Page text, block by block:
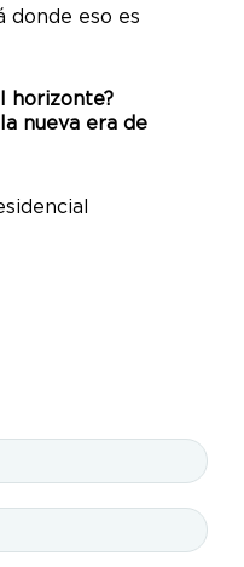
donde eso es
horizonte?
nueva era de